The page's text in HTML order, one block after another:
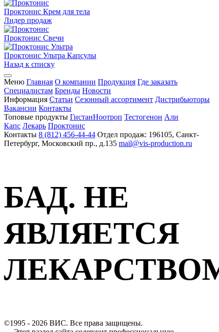
Проктонис Крем для тела
Лидер продаж
Проктонис Свечи
Проктонис Ультра Капсулы
Назад к списку
Меню Главная О компании Продукция Где заказать
Специалистам Бренды Новости
Информация Статьи Сезонный ассортимент Дистрибьюторы
Вакансии Контакты
Топовые продукты ГистанНоотроп Тестогенон Али
Капс Лекарь Проктонис
Контакты 8 (812) 456-44-44 Отдел продаж: 196105, Санкт-
Петербург, Московский пр., д.135 mail@vis-production.ru
БАД. НЕ
ЯВЛЯЕТСЯ
©1995 - 2026 ВИС. Все права защищены.